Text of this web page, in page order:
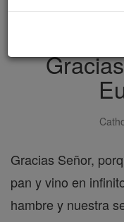
Gracias Señor,
pan y vino en
hambre y nuestra